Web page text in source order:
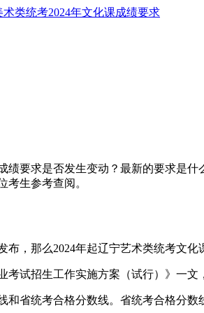
术类统考2024年文化课成绩要求
要求是否发生变动？最新的要求是
考生参考查阅。
，那么2024年起辽宁艺术类统考文
试招生工作实施方案（试行）》一
省统考合格分数线。省统考合格分